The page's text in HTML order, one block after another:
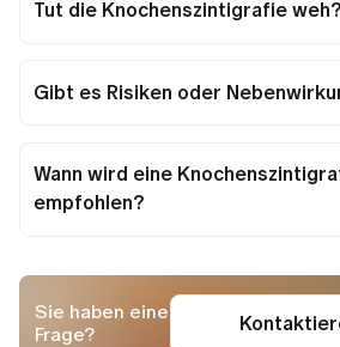
Tut die Knochenszintigrafie weh?
Gibt es Risiken oder
Wann wird eine
empfohlen?
Sie haben eine
Frage?